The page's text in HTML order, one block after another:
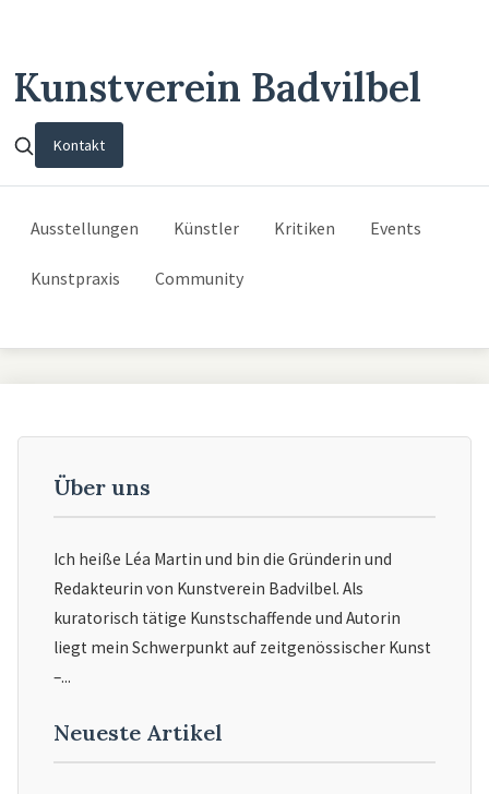
Kunstverein Badvilbel
Kontakt
Ausstellungen Künstler Kritiken Events
Kunstpraxis Community
Über uns
Ich heiße Léa Martin und bin die Gründerin und
Redakteurin von Kunstverein Badvilbel. Als
kuratorisch tätige Kunstschaffende und Autorin
liegt mein Schwerpunkt auf zeitgenössischer Kunst
–...
Neueste Artikel